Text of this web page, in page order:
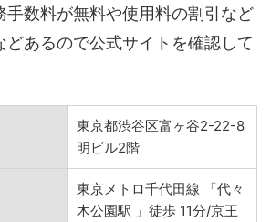
手数料が無料や使用料の割引など
どあるので公式サイトを確認して
東京都渋谷区富ヶ谷2-22-8
明ビル2階
東京メトロ千代田線 「代々
木公園駅 」徒歩 11分/京王